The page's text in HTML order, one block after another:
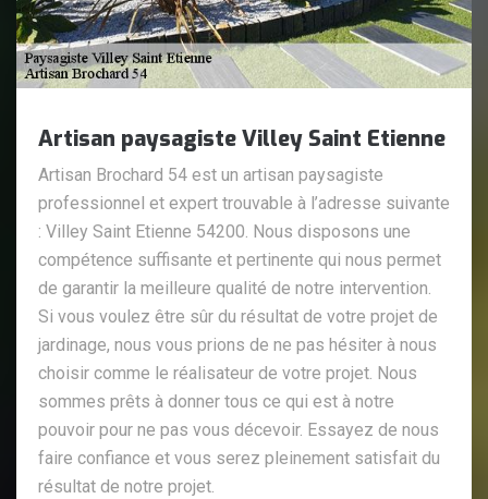
Artisan paysagiste Villey Saint Etienne
Artisan Brochard 54 est un artisan paysagiste
professionnel et expert trouvable à l’adresse suivante
: Villey Saint Etienne 54200. Nous disposons une
compétence suffisante et pertinente qui nous permet
de garantir la meilleure qualité de notre intervention.
Si vous voulez être sûr du résultat de votre projet de
jardinage, nous vous prions de ne pas hésiter à nous
choisir comme le réalisateur de votre projet. Nous
sommes prêts à donner tous ce qui est à notre
pouvoir pour ne pas vous décevoir. Essayez de nous
faire confiance et vous serez pleinement satisfait du
résultat de notre projet.